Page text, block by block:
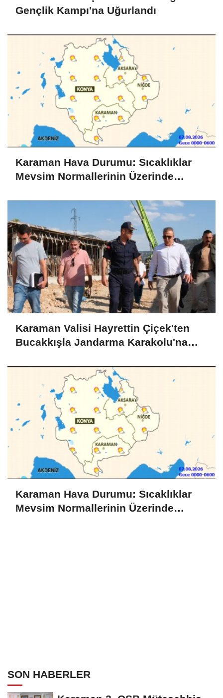
Gençlik Kampı'na Uğurlandı
Karaman Hava Durumu: Sıcaklıklar
Mevsim Normallerinin Üzerinde
Karaman Valisi Hayrettin Çiçek'ten
Bucakkışla Jandarma Karakolu'na
Karaman Hava Durumu: Sıcaklıklar
Mevsim Normallerinin Üzerinde
SON HABERLER